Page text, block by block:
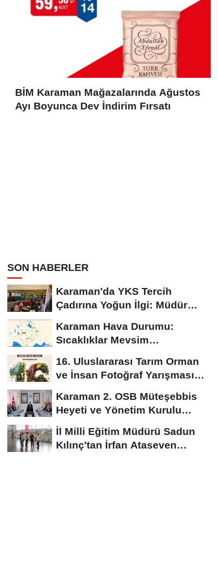
BİM Karaman Mağazalarında Ağustos
Ayı Boyunca Dev İndirim Fırsatı
SON HABERLER
Karaman'da YKS Tercih
Çadırına Yoğun İlgi: Müdür
Karaman Hava Durumu:
Sıcaklıklar Mevsim
Seyredecek
16. Uluslararası Tarım Orman
ve İnsan Fotoğraf Yarışması
Karaman 2. OSB Müteşebbis
Heyeti ve Yönetim Kurulu
Toplantısı Gerçekleştirildi
İl Milli Eğitim Müdürü Sadun
Kılınç'tan İrfan Ataseven